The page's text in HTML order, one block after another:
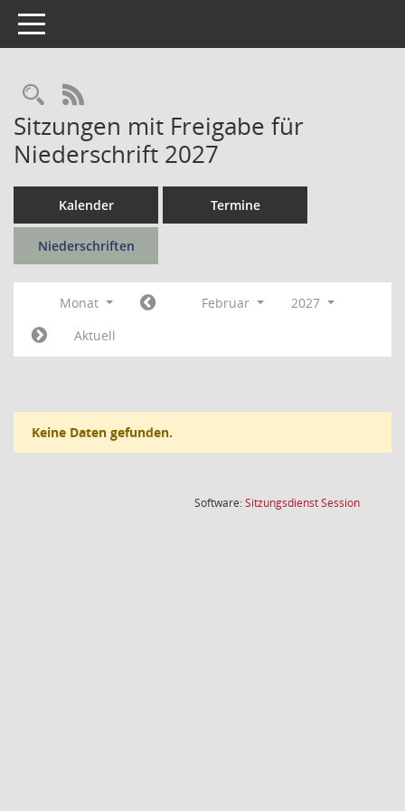
Toggle navigation
Rechercheauswahl
RSS-Feed
Sitzungen mit Freigabe für
Niederschrift 2027
Kalender Termine
Niederschriften
Monat Februar
2027
Aktuell
Keine Daten gefunden.
Software:SitzungsdienstSession(Wird in